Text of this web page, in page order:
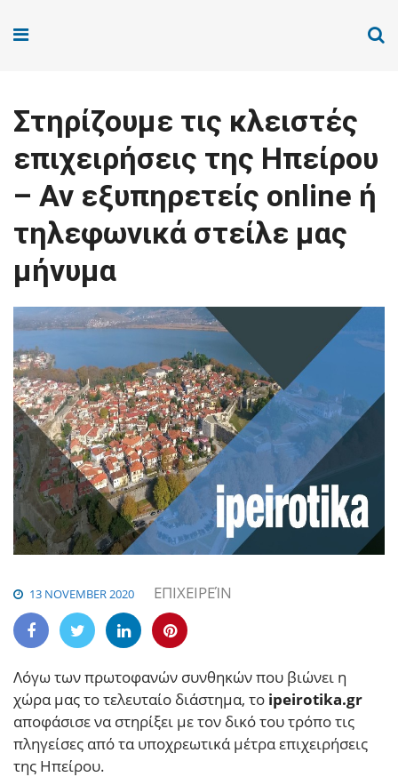
Στηρίζουμε τις κλειστές
επιχειρήσεις της Ηπείρου
– Αν εξυπηρετείς online ή
τηλεφωνικά στείλε μας
μήνυμα
13 NOVEMBER 2020 ΕΠΙΧΕΙΡΕΊΝ
Λόγω των πρωτοφανών συνθηκών που βιώνει η
χώρα μας το τελευταίο διάστημα, το ipeirotika.gr
αποφάσισε να στηρίξει με τον δικό του τρόπο τις
πληγείσες από τα υποχρεωτικά μέτρα επιχειρήσεις
της Ηπείρου.